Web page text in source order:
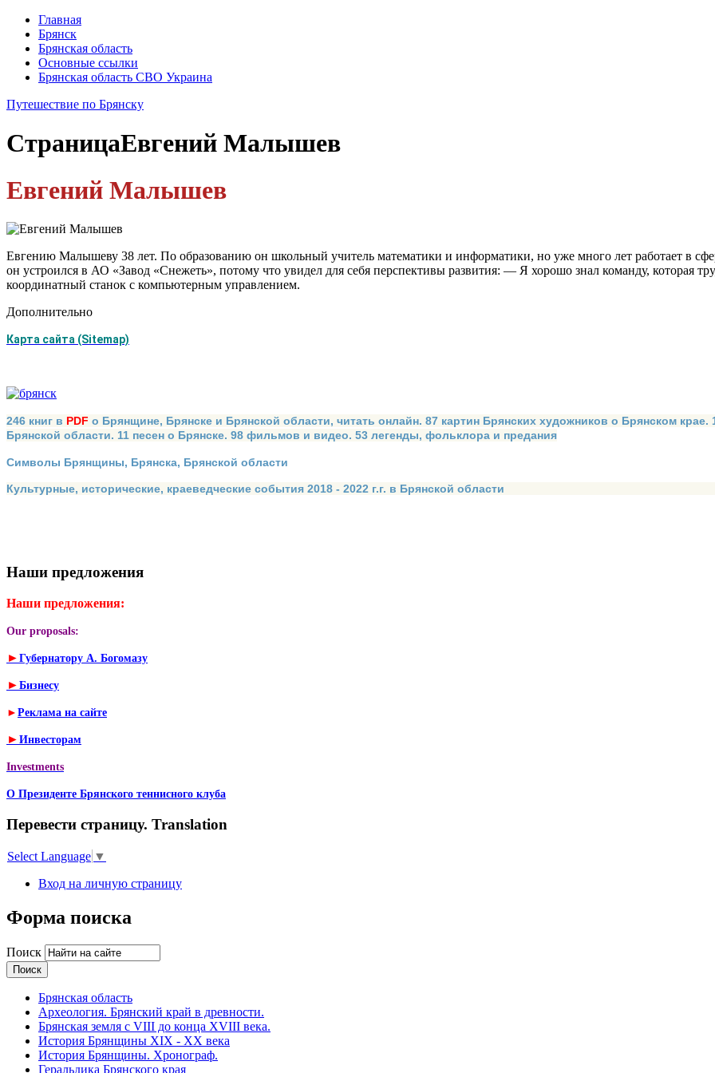
Главная
Брянск
Брянская область
Основные ссылки
Брянская область СВО Украина
Путешествие по Брянску
СтраницаЕвгений Малышев
Евгений Малышев
Евгению Малышеву 38 лет. По образованию он школьный учитель математики и информатики, но уже много лет работает в
он устроился в АО «Завод «Снежеть», потому что увидел для себя перспективы развития: — Я хорошо знал команду, которая
координатный станок с компьютерным управлением.
Дополнительно
Карта сайта (Sitemap)
246 книг в PDF о Брянщине, Брянске и Брянской области, читать онлайн. 87 картин Брянских художников о Брянском
Брянской области. 11 песен о Брянске. 98 фильмов и видео. 53 легенды, фольклора и предания
Символы Брянщины, Брянска, Брянской области
Культурные, исторические, краеведческие события 2018 - 2022 г.г. в Брянской области
Наши предложения
Наши предложения:
Our proposals:
► Губернатору А. Богомазу
► Бизнесу
► Реклама на сайте
► Инвесторам
Investments
О Президенте Брянского теннисного клуба
Перевести страницу. Translation
Select Language ▼
Вход на личную страницу
Форма поиска
Поиск
Брянская область
Археология. Брянский край в древности.
Брянская земля с VIII до конца XVIII века.
История Брянщины XIX - XX века
История Брянщины. Хронограф.
Геральдика Брянского края